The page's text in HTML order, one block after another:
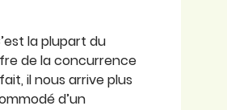
la plupart du
de la concurrence
il nous arrive plus
d’un